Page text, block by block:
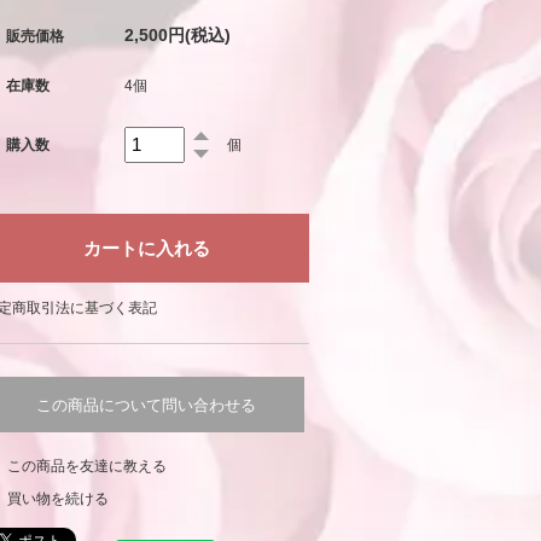
販売価格 2,500円(税込)
在庫数 4個
購入数 個
商取引法に基づく表記
この商品について問い合わせる
この商品を友達に教える
買い物を続ける